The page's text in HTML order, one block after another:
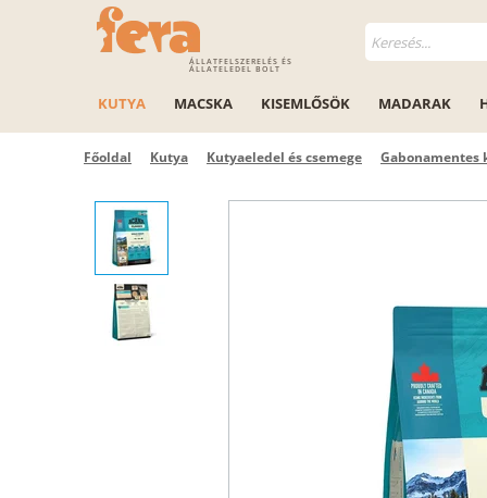
ÁLLATFELSZERELÉS ÉS
ÁLLATELEDEL BOLT
KUTYA MACSKA KISEMLŐSÖK MADARAK
Főoldal Kutya Kutyaeledel és csemege Gabonamentes